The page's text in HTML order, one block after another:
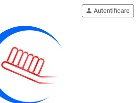
person Autentificare